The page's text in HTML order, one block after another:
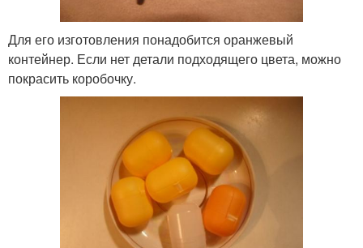
Для его изготовления понадобится оранжевый
контейнер. Если нет детали подходящего цвета, можно
покрасить коробочку.